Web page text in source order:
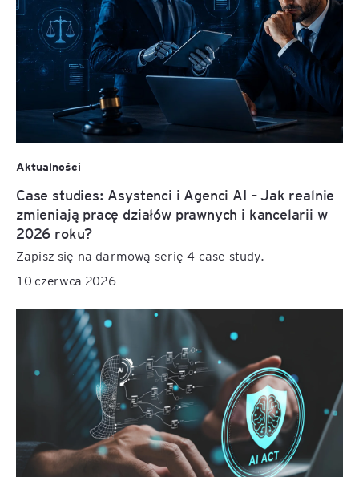
Aktualności
Case studies: Asystenci i Agenci AI – Jak realnie
zmieniają pracę działów prawnych i kancelarii w
2026 roku?
Zapisz się na darmową serię 4 case study.
10 czerwca 2026